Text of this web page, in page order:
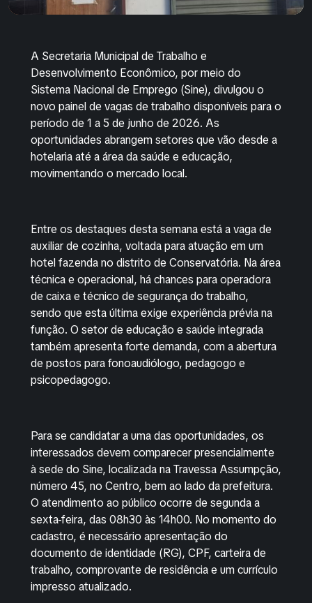
A Secretaria Municipal de Trabalho e
Desenvolvimento Econômico, por meio do
Sistema Nacional de Emprego (Sine), divulgou o
novo painel de vagas de trabalho disponíveis para o
período de 1 a 5 de junho de 2026. As
oportunidades abrangem setores que vão desde a
hotelaria até a área da saúde e educação,
movimentando o mercado local.
Entre os destaques desta semana está a vaga de
auxiliar de cozinha, voltada para atuação em um
hotel fazenda no distrito de Conservatória. Na área
técnica e operacional, há chances para operadora
de caixa e técnico de segurança do trabalho,
sendo que esta última exige experiência prévia na
função. O setor de educação e saúde integrada
também apresenta forte demanda, com a abertura
de postos para fonoaudiólogo, pedagogo e
psicopedagogo.
Para se candidatar a uma das oportunidades, os
interessados devem comparecer presencialmente
à sede do Sine, localizada na Travessa Assumpção,
número 45, no Centro, bem ao lado da prefeitura.
O atendimento ao público ocorre de segunda a
sexta-feira, das 08h30 às 14h00. No momento do
cadastro, é necessário apresentação do
documento de identidade (RG), CPF, carteira de
trabalho, comprovante de residência e um currículo
impresso atualizado.